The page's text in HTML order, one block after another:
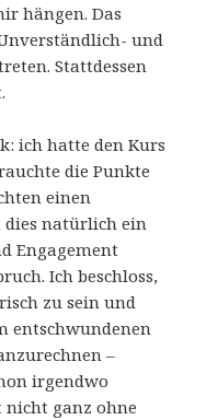
hängen. Das
und
Stattdessen
ich hatte den Kurs
die Punkte
einen
dies natürlich ein
Engagement
Ich beschloss,
zu sein und
entschwundenen
–
irgendwo
nicht ganz ohne